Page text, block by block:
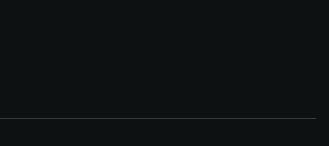
Questi cookie